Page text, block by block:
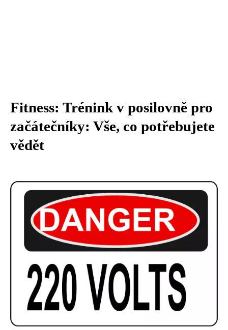
Fitness: Trénink v posilovně pro
začátečníky: Vše, co potřebujete
vědět